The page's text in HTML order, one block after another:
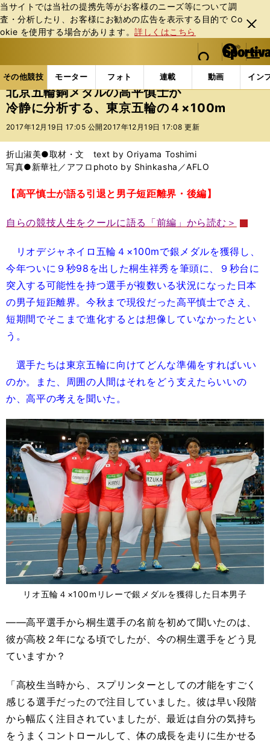
当サイトでは当社の提携先等がお客様のニーズ等について調
査・分析したり、お客様にお勧めの広告を表⽰する⽬的で Co
okie を使⽤する場合があります。詳しくはこちら
閉じ
る
web Sportiva (webスポルティーバ)
検索
マイペ
ー
ジ
メニュ
その他競技 モーター フォト 連載 動画 イン
ス
ポ
ル
バ
その他競技の記事一覧 陸上 北京五輪銅メダルの高
北京五輪銅メダルの高平慎士が
冷静に分析する、東京五輪の４×100m
2017年12月19日 17:05 公開 2017年12月19日 17:08 更新
折山淑美●取材・文 text by Oriyama Toshimi
写真●新華社／アフロphoto by Shinkasha／AFLO
【高平慎士が語る引退と男子短距離界・後編】
自らの競技人生をクールに語る「前編」から読む＞
リオデジャネイロ五輪４×100mで銀メダルを獲得し、
今年ついに９秒98を出した桐生祥秀を筆頭に、９秒台に
突入する可能性を持つ選手が複数いる状況になった日本
の男子短距離界。今秋まで現役だった高平慎士でさえ、
短期間でそこまで進化するとは想像していなかったとい
う。
選手たちは東京五輪に向けてどんな準備をすればいい
のか。また、周囲の人間はそれをどう支えたらいいの
か、高平の考えを聞いた。
リオ五輪４×100mリレーで銀メダルを獲得した日本男子
――高平選手から桐生選手の名前を初めて聞いたのは、
彼が高校２年になる頃でしたが、今の桐生選手をどう見
ていますか？
「高校生当時から、スプリンターとしての才能をすごく
感じる選手だったので注目していました。彼は早い段階
から幅広く注目されていましたが、最近は自分の気持ち
をうまくコントロールして、体の成長を走りに生かせる